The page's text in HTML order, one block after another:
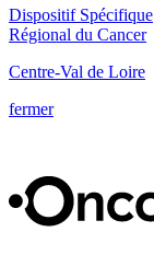
Dispositif Spécifique
Régional du Cancer
Centre-Val de Loire
fermer